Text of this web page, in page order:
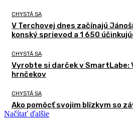
CHYSTÁ SA
V Terchovej dnes začínajú
konský sprievod a 1 650
CHYSTÁ SA
Vyrobte si darček v
hrnčekov
CHYSTÁ SA
Ako pomôcť svojim blízkym so
Načítať ďalšie